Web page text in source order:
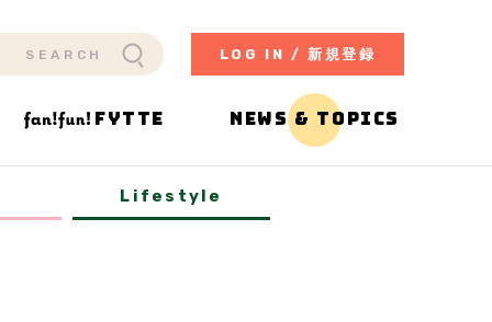
LOG IN / 新規登録
FYTTE NEWS & TOPICS
Lifestyle